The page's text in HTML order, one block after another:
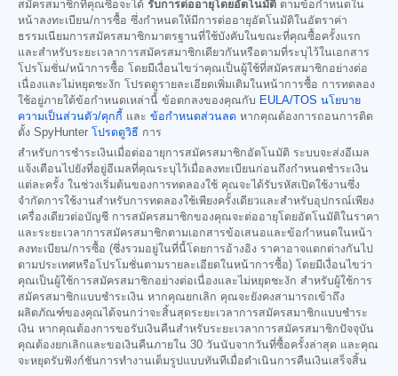
สมัครสมาชิกที่คุณซื้อจะได้ รับการต่ออายุโดยอัตโนมัติ ตามข้อกำหนดใน
หน้าลงทะเบียน/การซื้อ ซึ่งกำหนดให้มีการต่ออายุอัตโนมัติในอัตราค่า
ธรรมเนียมการสมัครสมาชิกมาตรฐานที่ใช้บังคับในขณะที่คุณซื้อครั้งแรก
และสำหรับระยะเวลาการสมัครสมาชิกเดียวกันหรือตามที่ระบุไว้ในเอกสาร
โปรโมชั่น/หน้าการซื้อ โดยมีเงื่อนไขว่าคุณเป็นผู้ใช้ที่สมัครสมาชิกอย่างต่อ
เนื่องและไม่หยุดชะงัก โปรดดูรายละเอียดเพิ่มเติมในหน้าการซื้อ การทดลอง
ใช้อยู่ภายใต้ข้อกำหนดเหล่านี้ ข้อตกลงของคุณกับ EULA/TOS นโยบาย
ความเป็นส่วนตัว/คุกกี้ และ ข้อกำหนดส่วนลด หากคุณต้องการถอนการติด
ตั้ง SpyHunter โปรดดูวิธี การ
สำหรับการชำระเงินเมื่อต่ออายุการสมัครสมาชิกอัตโนมัติ ระบบจะส่งอีเมล
แจ้งเตือนไปยังที่อยู่อีเมลที่คุณระบุไว้เมื่อลงทะเบียนก่อนถึงกำหนดชำระเงิน
แต่ละครั้ง ในช่วงเริ่มต้นของการทดลองใช้ คุณจะได้รับรหัสเปิดใช้งานซึ่ง
จำกัดการใช้งานสำหรับการทดลองใช้เพียงครั้งเดียวและสำหรับอุปกรณ์เพียง
เครื่องเดียวต่อบัญชี การสมัครสมาชิกของคุณจะต่ออายุโดยอัตโนมัติในราคา
และระยะเวลาการสมัครสมาชิกตามเอกสารข้อเสนอและข้อกำหนดในหน้า
ลงทะเบียน/การซื้อ (ซึ่งรวมอยู่ในที่นี้โดยการอ้างอิง ราคาอาจแตกต่างกันไป
ตามประเทศหรือโปรโมชั่นตามรายละเอียดในหน้าการซื้อ) โดยมีเงื่อนไขว่า
คุณเป็นผู้ใช้การสมัครสมาชิกอย่างต่อเนื่องและไม่หยุดชะงัก สำหรับผู้ใช้การ
สมัครสมาชิกแบบชำระเงิน หากคุณยกเลิก คุณจะยังคงสามารถเข้าถึง
ผลิตภัณฑ์ของคุณได้จนกว่าจะสิ้นสุดระยะเวลาการสมัครสมาชิกแบบชำระ
เงิน หากคุณต้องการขอรับเงินคืนสำหรับระยะเวลาการสมัครสมาชิกปัจจุบัน
คุณต้องยกเลิกและขอเงินคืนภายใน 30 วันนับจากวันที่ซื้อครั้งล่าสุด และคุณ
จะหยุดรับฟังก์ชันการทำงานเต็มรูปแบบทันทีเมื่อดำเนินการคืนเงินเสร็จสิ้น